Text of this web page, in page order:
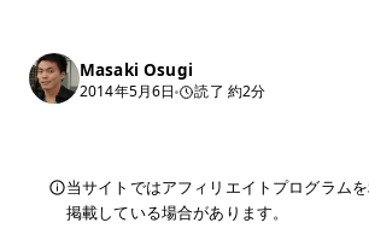
Masaki Osugi
2014年5月6日 読了 約2分
当サイトではアフィリエイトプログラム
掲載している場合があります。